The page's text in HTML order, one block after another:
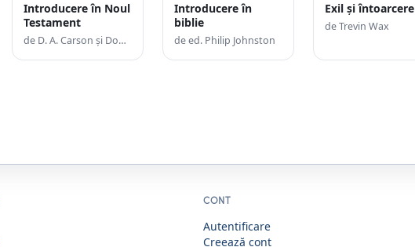
Introducere în Noul
Testament
de D. A. Carson şi Douglas J. Moo
Introducere în
biblie
de ed. Philip Johnston
Exil și întoarcere
de Trevin Wax
CONT
Autentificare
Creează cont